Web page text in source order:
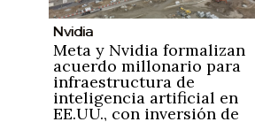
Nvidia
Meta y Nvidia formalizan
acuerdo millonario para
infraestructura de
inteligencia artificial en
EE.UU., con inversión de